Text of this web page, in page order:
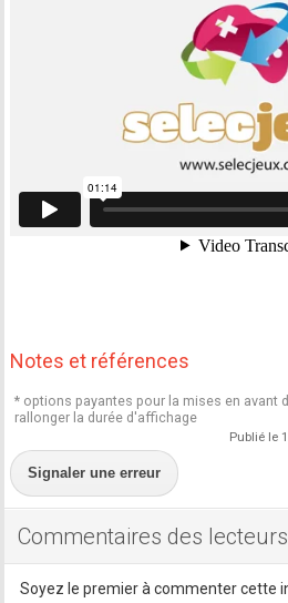
Notes et références
* options payantes pour la mises en avant
rallonger la durée d'affichage
Publié le
Signaler une erreur
Commentaires des lecteurs
Soyez le premier à commenter cette